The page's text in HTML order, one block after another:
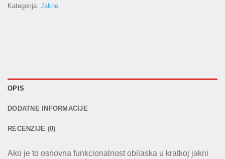
Kategorija: Jakne
OPIS
DODATNE INFORMACIJE
RECENZIJE (0)
Ako je to osnovna funkcionalnost obilaska u kratkoj jakni